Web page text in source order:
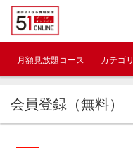
月額見放題コース カテゴリ
会員登録（無料）